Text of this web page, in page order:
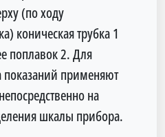
(по ходу
коническая трубка 1
поплавок 2. Для
показаний применяют
на
шкалы при­бора.